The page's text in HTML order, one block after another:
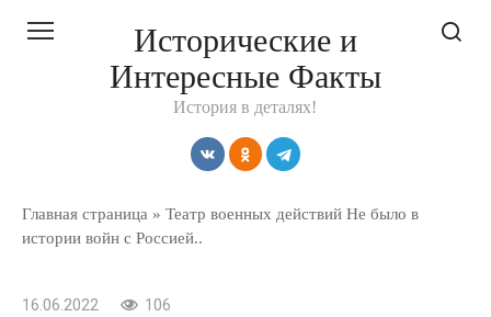
Исторические и
Интересные Факты
История в деталях!
Главная страница » Театр военных действий Не было в
истории войн с Россией..
16.06.2022 106